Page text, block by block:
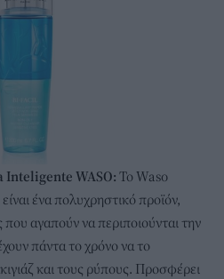
Inteligente WASO: Το Waso
ένα πολυχρηστικό προϊόν,
αγαπούν να περιποιούνται την
πάντα το χρόνο να το
και τους ρύπους. Προσφέρει